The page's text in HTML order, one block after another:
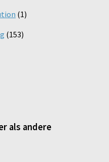
(1)
(153)
als andere